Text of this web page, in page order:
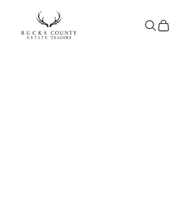
Bucks County Estate Traders
Search
Cart